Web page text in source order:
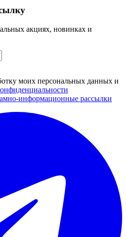
акциях, новинках и
моих персональных данных и
информационные рассылки